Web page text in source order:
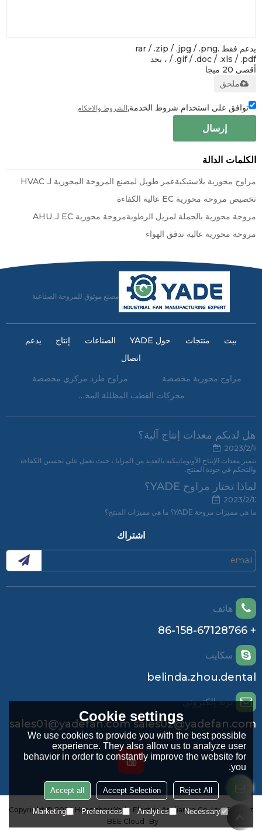
يدعم فقط .rar / .zip / .jpg / .png
/ .gif / .doc / .xls / .pdf ، بحد
أقصى 20 ميجا
ملحق
توافق على استخدام شروط الخدمة,الشروط والاحكام
إرسال
الكلمات الدالة
مراوح محورية بلاستيكيةعمر طويل لمصنع المروحة المحورية لـ HVAC
تخصيص مروحة محورية EC عالية الكفاءة
مروحة محورية بالجملة لمزيل الرطوبةمروحة محورية EC لـ AHU
مروحة محورية عالية تدفق الهواء
مصنع موثوق للمروحة الصناعية
بيت منتجات حول YADE الصناعات إنتاج
يدعم
اتصال
مراوح محورية مخصصة
مراوح طرد مركزي مخصصة
محركات القطب المظللة المخصصة
هل لديكم معدات إنتاج آلية؟
2023/2/16
تتميز معدات الإنتاج الأوتوماتيكية بالعديد من المزايا ، حيث تعمل على تحسين الكفاءة
والتحكم في جودة المنتج.
لماذا تختار مراوح YADE؟
2023/2/13
ما هي مميزات مروحة YADE؟ ما هي مميزات المنتج؟
اشتراك
هاتف
+ 86-158-67128766
سكايب
belinda.zhou.dental
بريد إلكتروني
sales01@yadefan.com sales02@yadefan.com
Copyright © 2026 Hangzhou Yade Electric Appliance Co.,Ltd.Support
By
BEE Cloud
Cookie settings
We use cookies to provide you with the best possible
experience. They also allow us to analyze user
behavior in order to constantly improve the website for
you.
Reject All
Accept Selection
Accept all
Necessary
Analytics
Preferences
Marketing